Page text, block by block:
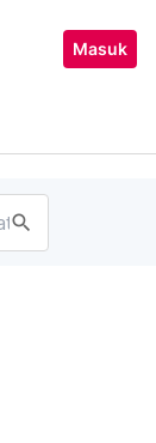
Masuk
search